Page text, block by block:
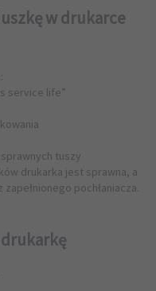
w drukarce
service life”
tuszy
drukarka jest sprawna, a
pochłaniacza.